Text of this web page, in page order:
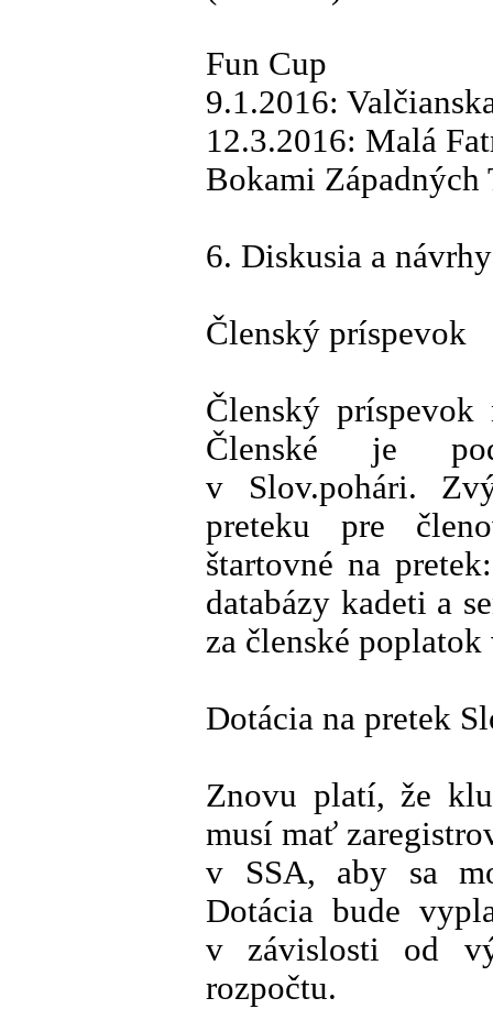
Fun Cup
9.1.2016:
12.3.2016: Malá
Bokami Západných
6. Diskusia a návrhy
Členský príspevok
Členský
Členské je
v Slov.pohári.
preteku pre
štartovné na
databázy kadeti a
za členské
Dotácia na pretek
Znovu platí, že
musí mať
v SSA, aby sa
Dotácia bude
v závislosti od
rozpočtu.